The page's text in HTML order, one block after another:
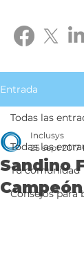
Entrada
Todas las
Tu comunidad
Consejos para
Todas las
Sandino
Campeón
Inclusys
25 sept 2017